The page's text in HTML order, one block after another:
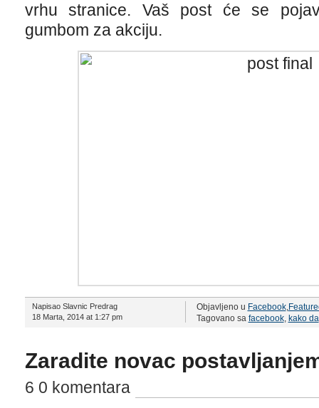
vrhu stranice. Vaš post će se
gumbom za akciju.
Napisao Slavnic Predrag
18 Marta, 2014 at 1:27 pm
Objavljeno u Facebook,
Tagovano sa facebook, kako da
Zaradite novac
6 0 komentara